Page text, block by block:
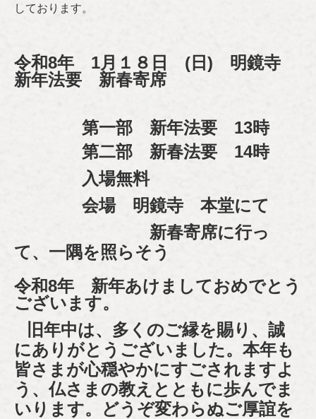
しております。
令和8年 1月１８日 (日) 明鏡寺
新年法要 新春寄席
第一部 新年法要 13時
第二部 新春法要 14時
入場無料
会場 明鏡寺 本堂にて
新春寄席に行っ
て、一隅を照らそう
令和8年 新年あけましておめでとう
ございます。
旧年中は、多くのご縁を賜り、誠
にありがとうございました。 本年も
皆さまが心穏やかにすごされますよ
う、仏さまの教えとともに歩んでま
いります。どうぞ変わらぬご厚誼を